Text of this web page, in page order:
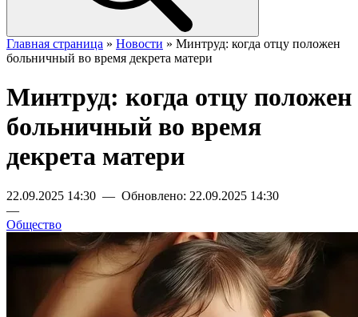
Главная страница » Новости » Минтруд: когда отцу положен
больничный во время декрета матери
Минтруд: когда отцу положен
больничный во время
декрета матери
22.09.2025 14:30 — Обновлено: 22.09.2025 14:30
—
Общество